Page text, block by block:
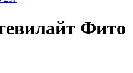
Фито